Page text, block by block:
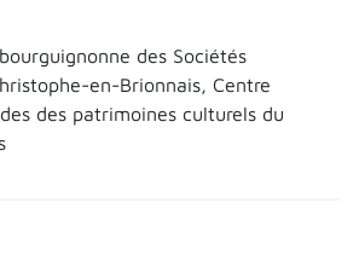
des Sociétés
en-Brionnais, Centre
des patrimoines culturels du